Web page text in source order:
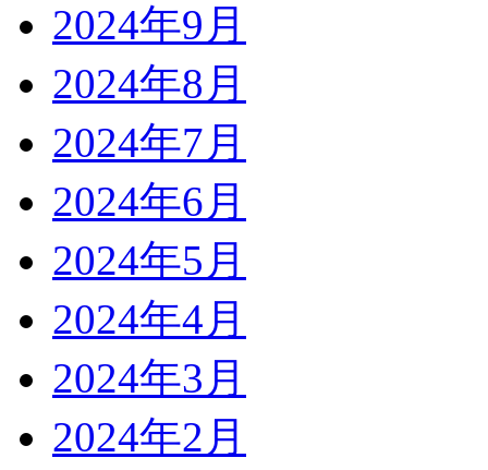
2024年9月
2024年8月
2024年7月
2024年6月
2024年5月
2024年4月
2024年3月
2024年2月